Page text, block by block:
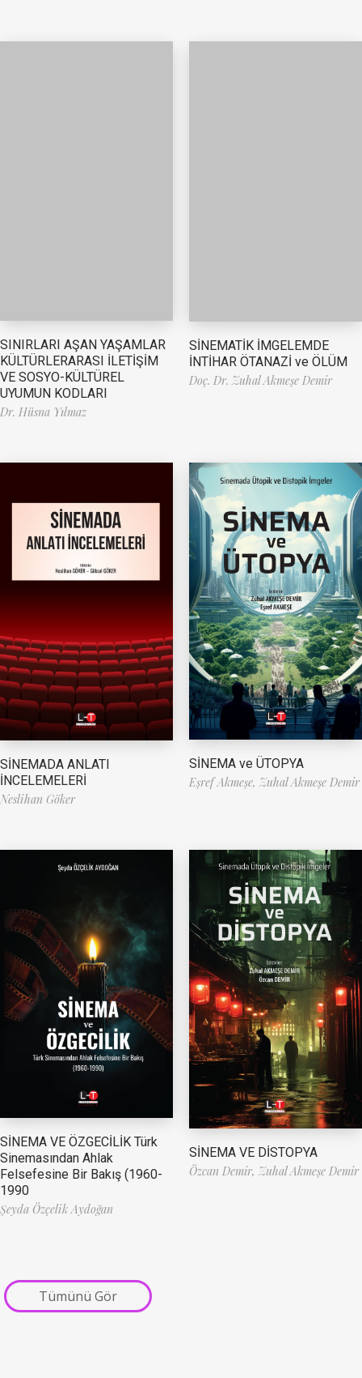
SINIRLARI AŞAN YAŞAMLAR
KÜLTÜRLERARASI İLETİŞİM
VE SOSYO-KÜLTÜREL
UYUMUN KODLARI
Dr. Hüsna Yılmaz
SİNEMATİK İMGELEMDE
İNTİHAR ÖTANAZİ ve ÖLÜM
Doç. Dr. Zuhal Akmeşe Demir
SİNEMADA ANLATI
İNCELEMELERİ
Neslihan Göker
SİNEMA ve ÜTOPYA
Eşref Akmeşe, Zuhal Akmeşe Demir
SİNEMA VE ÖZGECİLİK Türk
Sinemasından Ahlak
Felsefesine Bir Bakış (1960-
1990
Şeyda Özçelik Aydoğan
SİNEMA VE DİSTOPYA
Özcan Demir, Zuhal Akmeşe Demir
Tümünü Gör